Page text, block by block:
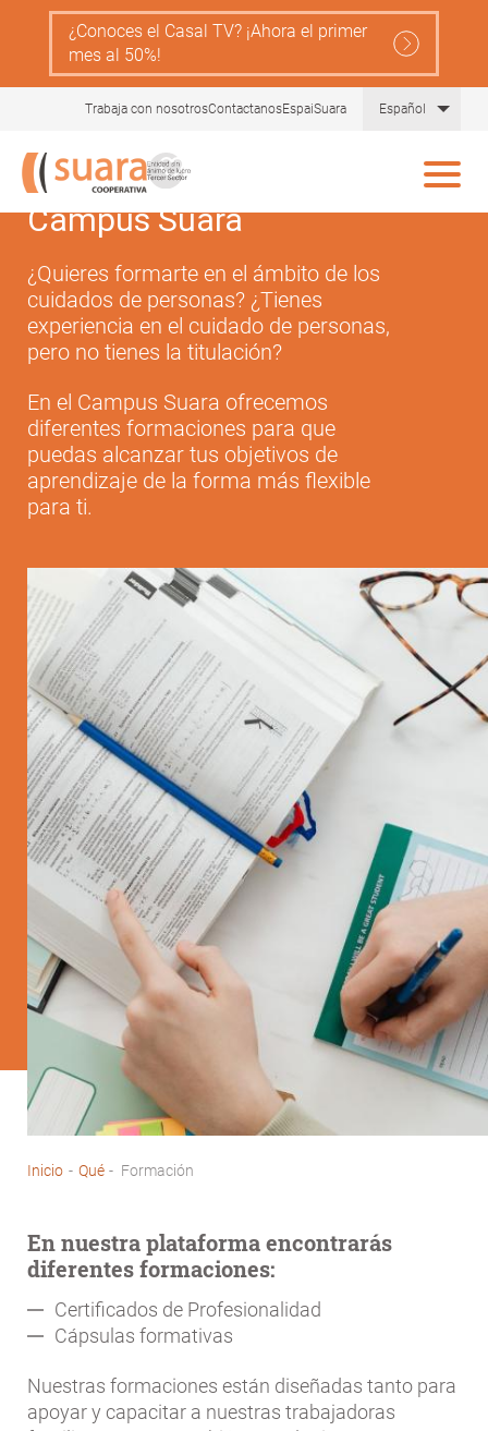
contenido
principal
¿Conoces el Casal TV? ¡Ahora el primer
mes al 50%!
Trabaja con nosotrosContactanosEspaiSuara Español
Campus Suara
¿Quieres formarte en el ámbito de los
cuidados de personas? ¿Tienes
experiencia en el cuidado de personas,
pero no tienes la titulación?
En el Campus Suara ofrecemos
diferentes formaciones para que
puedas alcanzar tus objetivos de
aprendizaje de la forma más flexible
para ti.
enlaces
de
a
navegación
Inicio - Qué - Formación
En nuestra plataforma encontrarás
diferentes formaciones:
Certificados de Profesionalidad
Cápsulas formativas
Nuestras formaciones están diseñadas tanto para
apoyar y capacitar a nuestras trabajadoras